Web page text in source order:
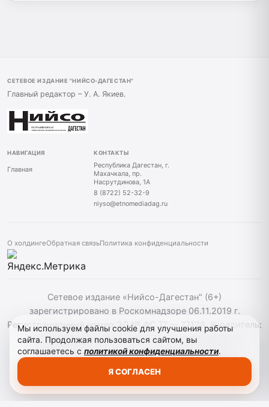
СЕТЕВОЕ ИЗДАНИЕ "НИЙСО-ДАГЕСТАН"
Главный редактор – У. А. Якиев.
НАВИГАЦИЯ
Главная
КОНТАКТЫ
Республика Дагестан, г.
Махачкала, пр.
Насрутдинова, 1А
8 (8722) 52-32-9
niyso@etnomediadag.ru
О холдингеОбратная связьПолитика конфиденциальности
Сетевое издание «Нийсо-Дагестан" (6+)
зарегистрировано в Роскомнадзоре 06.11.2019 г.
Регистрационный номер ЭЛ № ФС 77 — 77128. Учредитель:
ГОСУДАРСТВЕННОЕ БЮДЖЕТНОЕ УЧРЕЖДЕНИЕ
РЕСПУБЛИКИ ДАГЕСТАН "ЭТНОМЕДИАХОЛДИНГ
Мы используем файлы cookie для улучшения работы
сайта. Продолжая пользоваться сайтом, вы
соглашаетесь с политикой конфиденциальности.
Я СОГЛАСЕН